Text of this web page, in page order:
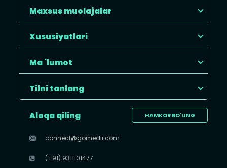
Maxsus muolajalar
Xususiyatlari
Ma `lumot
Tilni tanlang
HAMKOR BO'LING
Aloqa qiling
connect@gomedii.com
(+91) 9311101477